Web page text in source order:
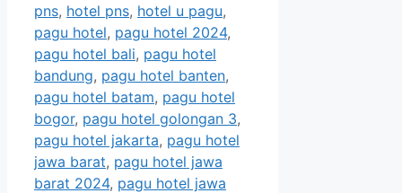
pns, hotel pns, hotel u pagu,
pagu hotel, pagu hotel 2024,
pagu hotel bali, pagu hotel
bandung, pagu hotel banten,
pagu hotel batam, pagu hotel
bogor, pagu hotel golongan 3,
pagu hotel jakarta, pagu hotel
jawa barat, pagu hotel jawa
barat 2024, pagu hotel jawa